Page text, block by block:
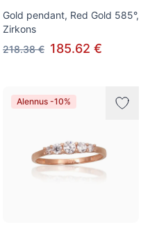
Gold pendant, Red Gold 585°,
Zirkons
218.38 € 185.62 €
Alennus -10%